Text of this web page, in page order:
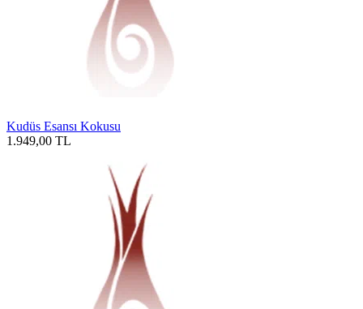
Kudüs Esansı Kokusu
1.949,00 TL